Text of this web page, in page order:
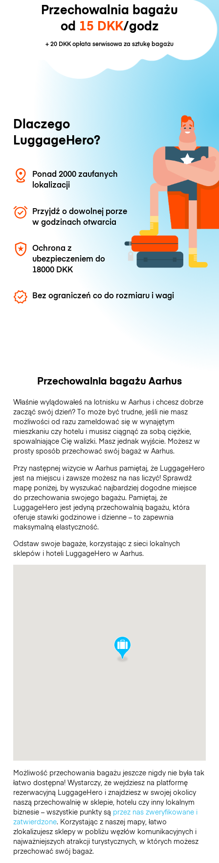
Przechowalnia bagażu
od 15 DKK/godz
+20 DKKopłata serwisowa za sztukę bagażu
Dlaczego
LuggageHero?
Ponad 2000 zaufanych
lokalizacji
Przyjdź o dowolnej porze
w godzinach otwarcia
Ochrona z
ubezpieczeniem do
18000 DKK
Bez ograniczeń co do rozmiaru i wagi
Przechowalnia bagażu Aarhus
Właśnie wylądowałeś na lotnisku w Aarhus i chcesz dobrze
zacząć swój dzień? To może być trudne, jeśli nie masz
możliwości od razu zameldować się w wynajętym
mieszkaniu czy hotelu i musisz ciągnąć za sobą ciężkie,
spowalniające Cię walizki. Masz jednak wyjście. Możesz w
prosty sposób przechować swój bagaż w Aarhus.
Przy następnej wizycie w Aarhus pamiętaj, że LuggageHero
jest na miejscu i zawsze możesz na nas liczyć! Sprawdź
mapę poniżej, by wyszukać najbardziej dogodne miejsce
do przechowania swojego bagażu. Pamiętaj, że
LuggageHero jest jedyną przechowalnią bagażu, która
oferuje stawki godzinowe i dzienne – to zapewnia
maksymalną elastyczność.
Odstaw swoje bagaże, korzystając z sieci lokalnych
sklepów i hoteli LuggageHero w Aarhus.
Możliwość przechowania bagażu jeszcze nigdy nie była tak
łatwo dostępna! Wystarczy, że wejdziesz na platformę
rezerwacyjną LuggageHero i znajdziesz w swojej okolicy
naszą przechowalnię w sklepie, hotelu czy inny lokalnym
biznesie – wszystkie punkty są przez nas zweryfikowane i
zatwierdzone. Korzystając z naszej mapy, łatwo
zlokalizujesz sklepy w pobliżu węzłów komunikacyjnych i
najważniejszych atrakcji turystycznych, w których możesz
przechować swój bagaż.